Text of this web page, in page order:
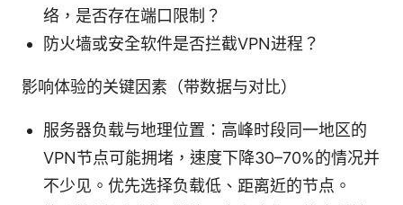
络，是否存在端口限制？
防火墙或安全软件是否拦截VPN进程？
影响体验的关键因素（带数据与对比）
服务器负载与地理位置：高峰时段同一地区的
VPN节点可能拥堵，速度下降30–70%的情况并
不少见。优先选择负载低、距离近的节点。